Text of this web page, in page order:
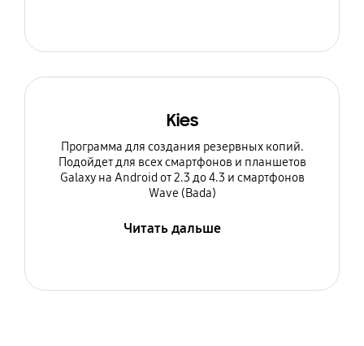
Kies
Программа для создания резервных копий.
Подойдет для всех смартфонов и планшетов
Galaxy на Android от 2.3 до 4.3 и смартфонов
Wave (Bada)
Читать дальше